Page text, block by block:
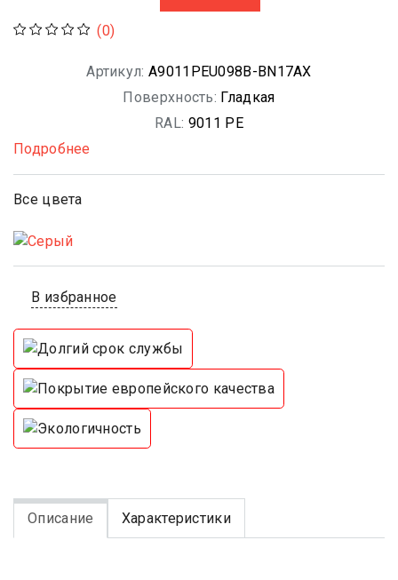
(0)
Артикул: A9011PEU098B-BN17AX
Поверхность: Гладкая
RAL: 9011 PE
Подробнее
Все цвета
В избранное
Описание Характеристики